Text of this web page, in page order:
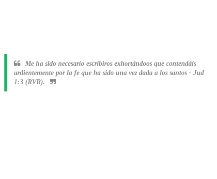
Me ha sido necesario escribiros exhortándoos que contendáis
ardientemente por la fe que ha sido una vez dada a los santos - Jud
1:3 (RVR).